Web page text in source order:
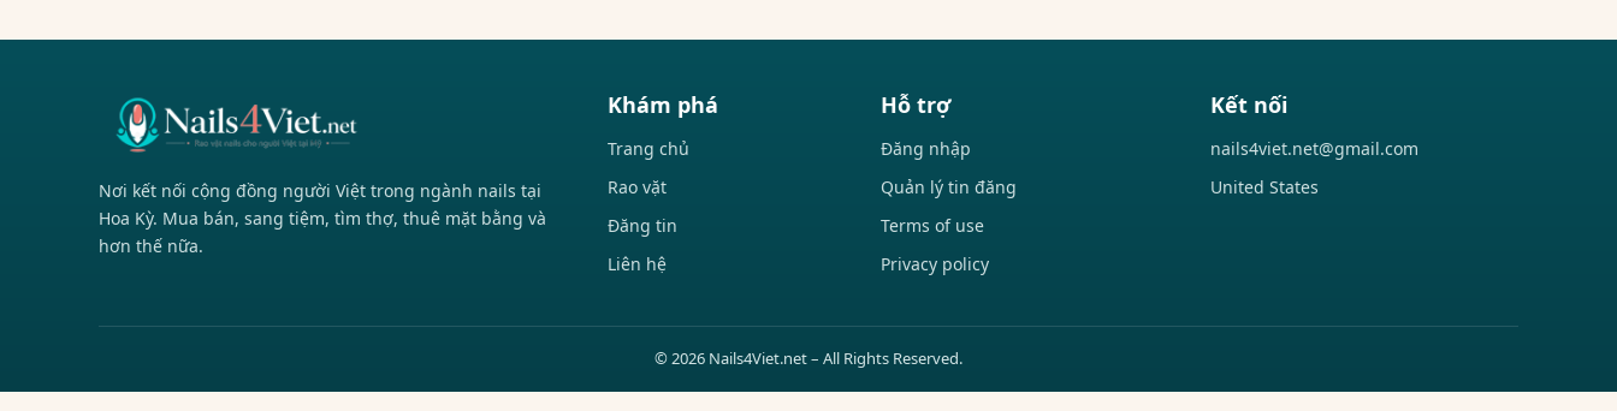
Nơi kết nối cộng đồng người Việt trong ngành nails tại
Hoa Kỳ. Mua bán, sang tiệm, tìm thợ, thuê mặt bằng và
hơn thế nữa.
Khám phá
Trang chủ
Rao vặt
Đăng tin
Liên hệ
Hỗ trợ
Đăng nhập
Quản lý tin đăng
Terms of use
Privacy policy
Kết nối
nails4viet.net@gmail.com
United States
© 2026 Nails4Viet.net – All Rights Reserved.